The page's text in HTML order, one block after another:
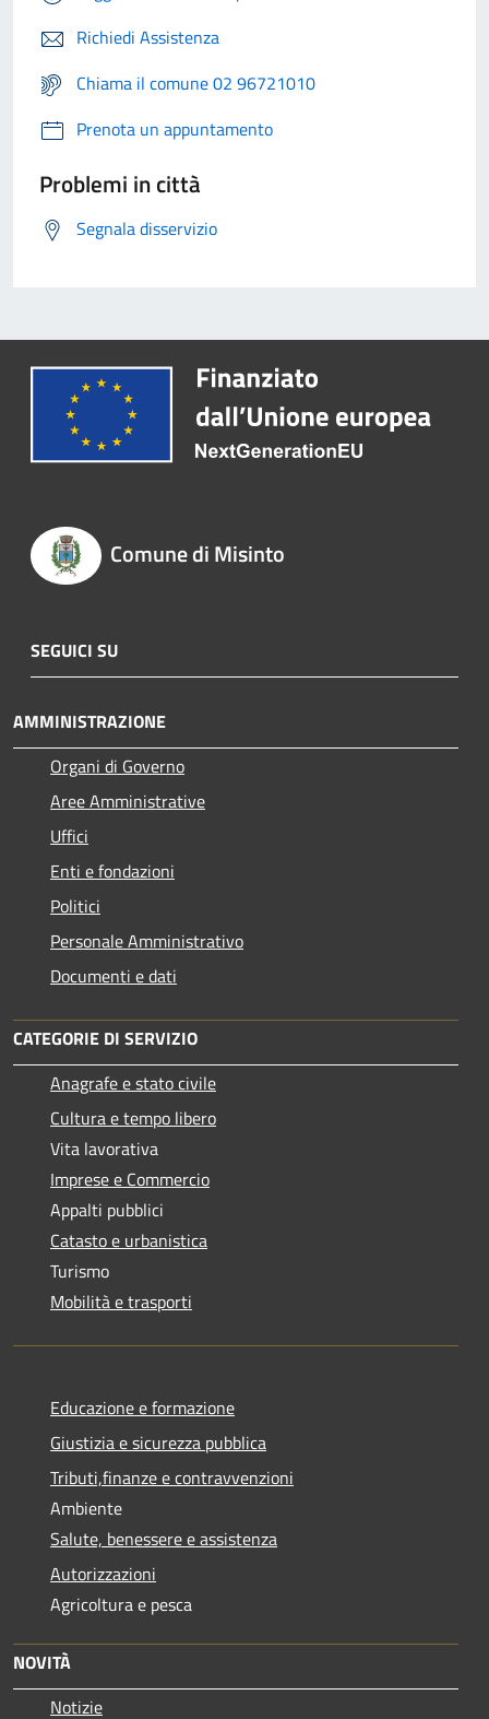
Richiedi Assistenza
Chiama il comune 02 96721010
Prenota un appuntamento
Problemi in città
Segnala disservizio
Comune di Misinto
SEGUICI SU
AMMINISTRAZIONE
Organi di Governo
Aree Amministrative
Uffici
Enti e fondazioni
Politici
Personale Amministrativo
Documenti e dati
CATEGORIE DI SERVIZIO
Anagrafe e stato civile
Cultura e tempo libero
Vita lavorativa
Imprese e Commercio
Appalti pubblici
Catasto e urbanistica
Turismo
Mobilità e trasporti
Educazione e formazione
Giustizia e sicurezza pubblica
Tributi,finanze e contravvenzioni
Ambiente
Salute, benessere e assistenza
Autorizzazioni
Agricoltura e pesca
NOVITÀ
Notizie